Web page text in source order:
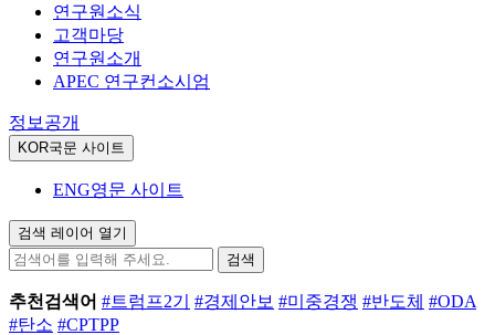
연구원소식
고객마당
연구원소개
APEC 연구컨소시엄
정보공개
KOR국문 사이트
ENG영문 사이트
검색 레이어 열기
검색
추천검색어 #트럼프2기 #경제안보 #미중경쟁 #반도체 #ODA
#탄소 #CPTPP